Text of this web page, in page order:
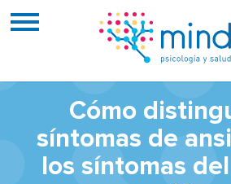
Cómo
síntomas de
los síntomas